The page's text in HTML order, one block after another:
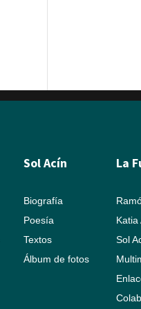
Sol Acín
Biografía
Poesía
Textos
Álbum de fotos
La
Katia
Sol